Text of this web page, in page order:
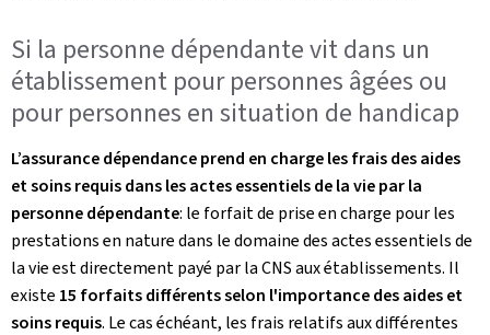
Si la personne dépendante vit dans un
établissement pour personnes âgées ou
pour personnes en situation de handicap
L’assurance dépendance prend en charge les frais des aides
et soins requis dans les actes essentiels de la vie par la
personne dépendante: le forfait de prise en charge pour les
prestations en nature dans le domaine des actes essentiels de
la vie est directement payé par la CNS aux établissements. Il
existe 15 forfaits différents selon l'importance des aides et
soins requis. Le cas échéant, les frais relatifs aux différentes